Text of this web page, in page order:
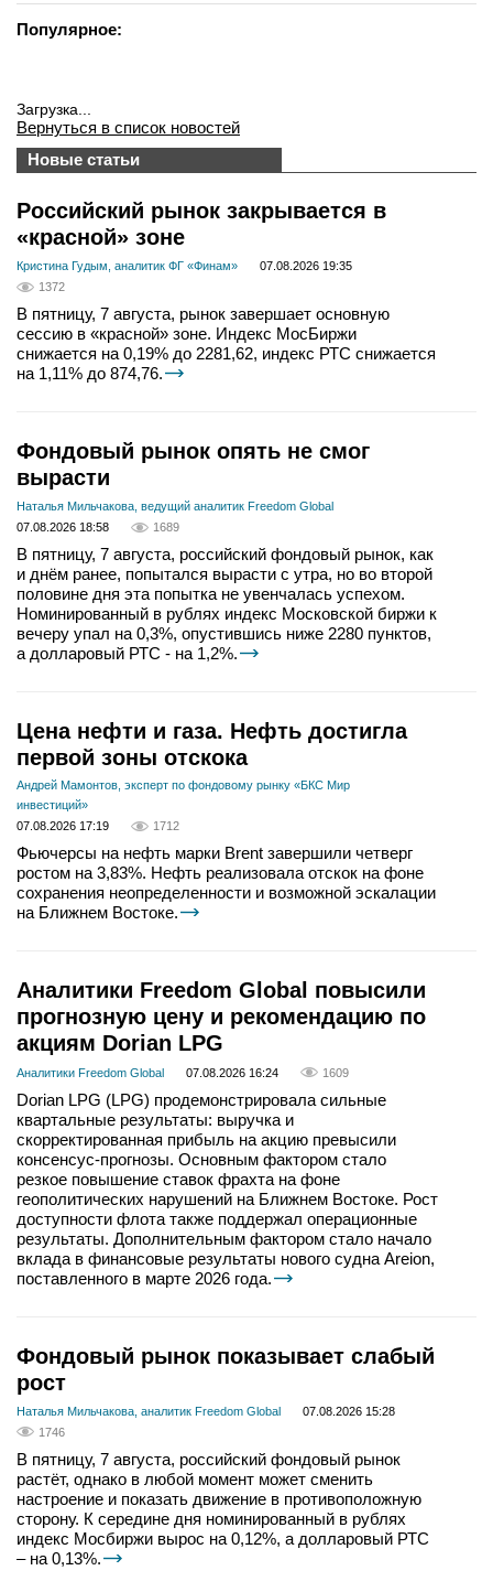
Популярное:
Загрузка...
Вернуться в список новостей
Новые статьи
Российский рынок закрывается в
«красной» зоне
Кристина Гудым, аналитик ФГ «Финам»
07.08.2026 19:35
1372
В пятницу, 7 августа, рынок завершает основную
сессию в «красной» зоне. Индекс МосБиржи
снижается на 0,19% до 2281,62, индекс РТС снижается
на 1,11% до 874,76.
Фондовый рынок опять не смог
вырасти
Наталья Мильчакова, ведущий аналитик Freedom Global
07.08.2026 18:58
1689
В пятницу, 7 августа, российский фондовый рынок, как
и днём ранее, попытался вырасти с утра, но во второй
половине дня эта попытка не увенчалась успехом.
Номинированный в рублях индекс Московской биржи к
вечеру упал на 0,3%, опустившись ниже 2280 пунктов,
а долларовый РТС - на 1,2%.
Цена нефти и газа. Нефть достигла
первой зоны отскока
Андрей Мамонтов, эксперт по фондовому рынку «БКС Мир
инвестиций»
07.08.2026 17:19
1712
Фьючерсы на нефть марки Brent завершили четверг
ростом на 3,83%. Нефть реализовала отскок на фоне
сохранения неопределенности и возможной эскалации
на Ближнем Востоке.
Аналитики Freedom Global повысили
прогнозную цену и рекомендацию по
акциям Dorian LPG
Аналитики Freedom Global 07.08.2026 16:24 1609
Dorian LPG (LPG) продемонстрировала сильные
квартальные результаты: выручка и
скорректированная прибыль на акцию превысили
консенсус-прогнозы. Основным фактором стало
резкое повышение ставок фрахта на фоне
геополитических нарушений на Ближнем Востоке. Рост
доступности флота также поддержал операционные
результаты. Дополнительным фактором стало начало
вклада в финансовые результаты нового судна Areion,
поставленного в марте 2026 года.
Фондовый рынок показывает слабый
рост
Наталья Мильчакова, аналитик Freedom Global
07.08.2026 15:28
1746
В пятницу, 7 августа, российский фондовый рынок
растёт, однако в любой момент может сменить
настроение и показать движение в противоположную
сторону. К середине дня номинированный в рублях
индекс Мосбиржи вырос на 0,12%, а долларовый РТС
– на 0,13%.